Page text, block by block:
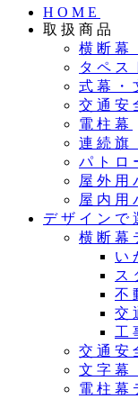
HOME
取扱商品
横断幕
タペス
式幕・
交通安
電柱幕
連続旗
パトロ
屋外用
屋内用
デザインで
横断幕
い
ス
不
交
工
交通安
文字幕
電柱幕